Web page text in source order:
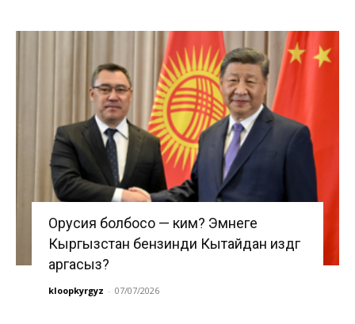
Орусия болбосо — ким? Эмнеге
Кыргызстан бензинди Кытайдан издөөгө
аргасыз?
kloopkyrgyz - 07/07/2026